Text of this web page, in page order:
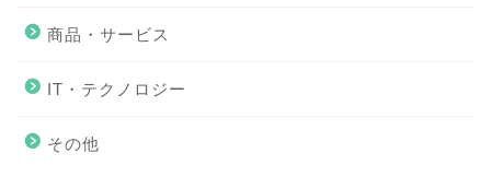
商品・サービス
IT・テクノロジー
その他